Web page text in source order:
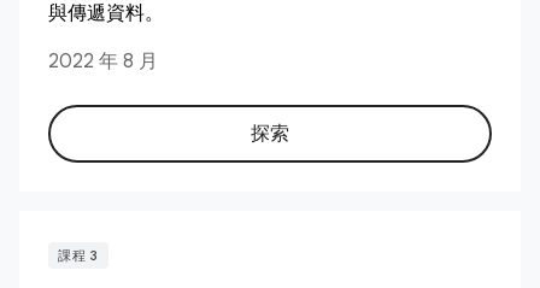
與傳遞資料。
2022 年 8 月
探索
課程 3